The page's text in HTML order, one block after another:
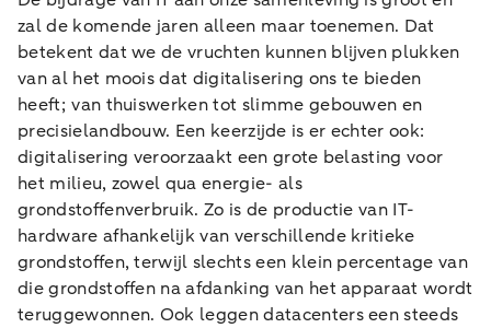
zal de komende jaren alleen maar toenemen. Dat
betekent dat we de vruchten kunnen blijven plukken
van al het moois dat digitalisering ons te bieden
heeft; van thuiswerken tot slimme gebouwen en
precisielandbouw. Een keerzijde is er echter ook:
digitalisering veroorzaakt een grote belasting voor
het milieu, zowel qua energie- als
grondstoffenverbruik. Zo is de productie van IT-
hardware afhankelijk van verschillende kritieke
grondstoffen, terwijl slechts een klein percentage van
die grondstoffen na afdanking van het apparaat wordt
teruggewonnen. Ook leggen datacenters een steeds